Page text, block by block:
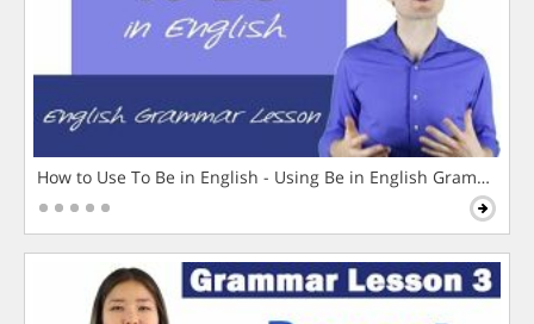
How to Use To Be in English - Using Be in English Grammar